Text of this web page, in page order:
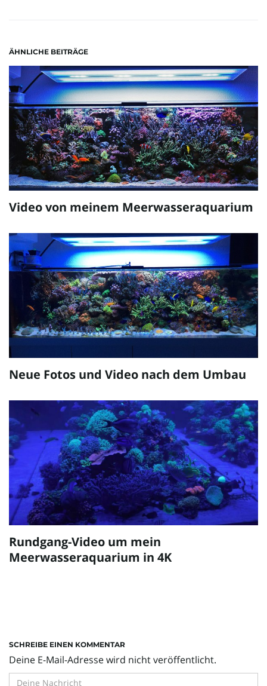
ÄHNLICHE BEITRÄGE
Video von meinem Meerwasseraquarium
Neue Fotos und Video nach dem Umbau
Rundgang-Video um mein
Meerwasseraquarium in 4K
SCHREIBE EINEN KOMMENTAR
Deine E-Mail-Adresse wird nicht veröffentlicht.